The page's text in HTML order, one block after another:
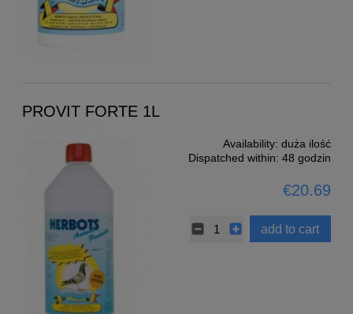
PROVIT FORTE 1L
Availability: duża ilość
Dispatched within: 48 godzin
€20.69
add to cart